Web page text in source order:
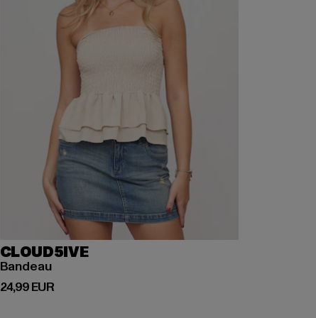
CLOUD5IVE
Bandeau
24,99 EUR
Prix courant: 24,99 EUR